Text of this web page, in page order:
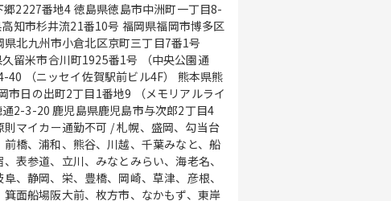
2227番地4 徳島県徳島市中洲町一丁目8-
知市杉井流21番10号 福岡県福岡市博多区
北九州市小倉北区京町三丁目7番1号
留米市合川町1925番1号 （中央公園通
40 （ニッセイ佐賀駅前ビル4F） 熊本県熊
市日の出町2丁目1番地9 （メモリアルライ
2-3-20 鹿児島県鹿児島市与次郎2丁目4
橋、浦和、熊谷、川越、千葉みなと、船
表参道、立川、みなとみらい、海老名、
、静岡、栄、豊橋、岡崎、草津、彦根、
面船場阪大前、枚方市、なかもず、東岸